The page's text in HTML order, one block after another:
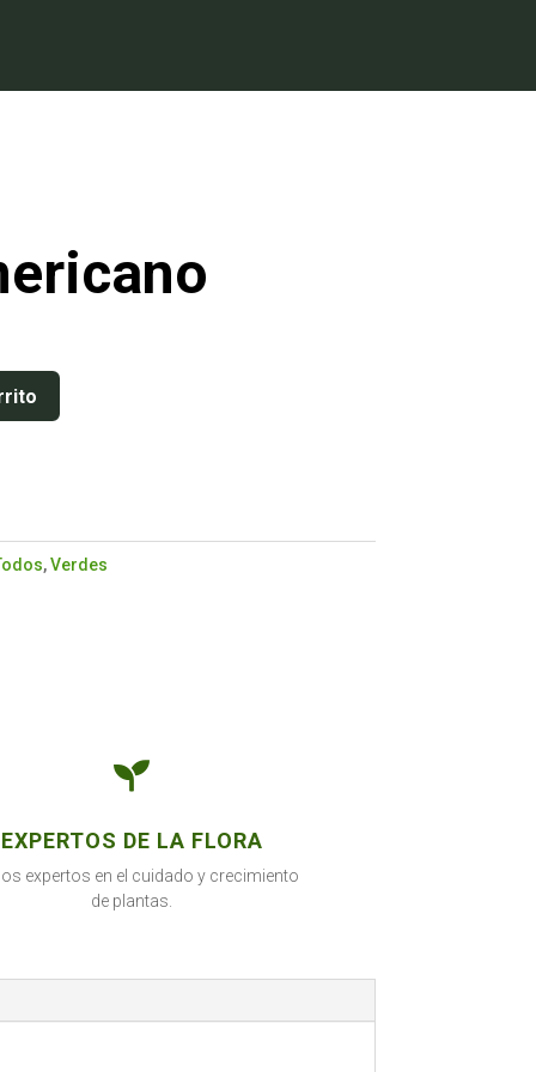
,Verdes

EXPERTOS DE LA FLORA
expertos en el cuidado y crecimiento
de plantas.